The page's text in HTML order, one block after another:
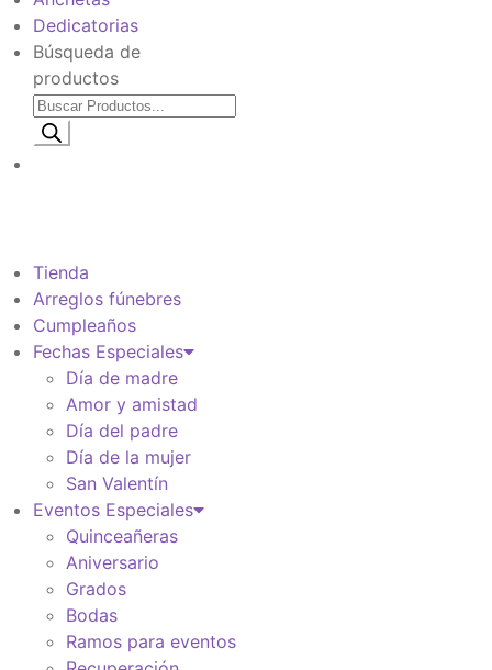
Dedicatorias
Búsqueda de
productos
Tienda
Arreglos fúnebres
Cumpleaños
Fechas Especiales
Día de madre
Amor y amistad
Día del padre
Día de la mujer
San Valentín
Eventos Especiales
Quinceañeras
Aniversario
Grados
Bodas
Ramos para eventos